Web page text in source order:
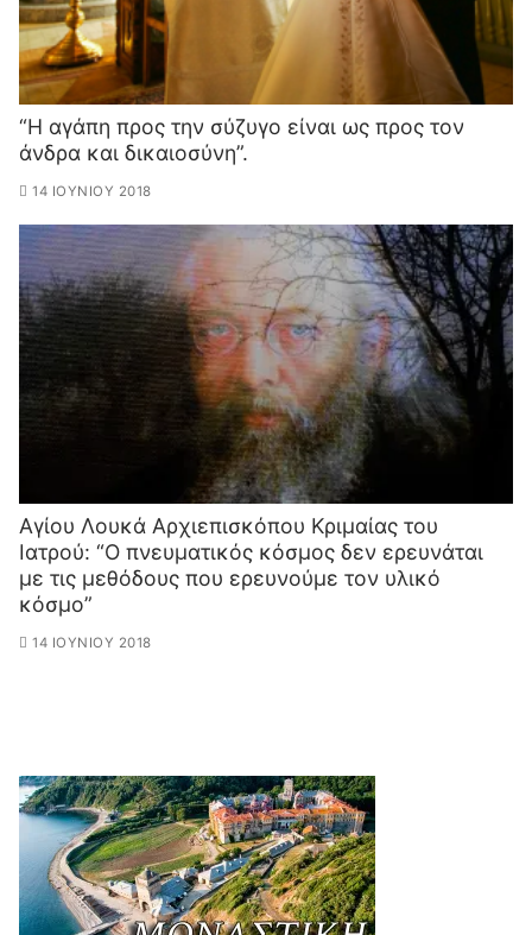
“Η αγάπη προς την σύζυγο είναι ως προς τον
άνδρα και δικαιοσύνη”.
14 ΙΟΥΝΊΟΥ 2018
Aγίου Λουκά Αρχιεπισκόπου Κριμαίας του
Ιατρού: “Ο πνευματικός κόσμος δεν ερευνάται
με τις μεθόδους που ερευνούμε τον υλικό
κόσμο”
14 ΙΟΥΝΊΟΥ 2018